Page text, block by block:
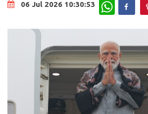
06 Jul 2026 10:30:53 WhatsApp